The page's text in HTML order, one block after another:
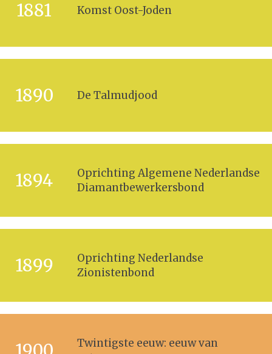
1881 Komst Oost-Joden
1890 De Talmudjood
1894
Oprichting Algemene Nederlandse
Diamantbewerkersbond
1899
Oprichting Nederlandse
Zionistenbond
Twintigste eeuw: eeuw van